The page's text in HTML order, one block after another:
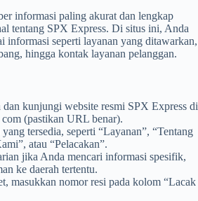
informasi paling akurat dan lengkap
tentang SPX Express. Di situs ini, Anda
informasi seperti layanan yang ditawarkan,
hingga kontak layanan pelanggan.
kunjungi website resmi SPX Express di
(pastikan URL benar).
tersedia, seperti “Layanan”, “Tentang
atau “Pelacakan”.
jika Anda mencari informasi spesifik,
ke daerah tertentu.
masukkan nomor resi pada kolom “Lacak